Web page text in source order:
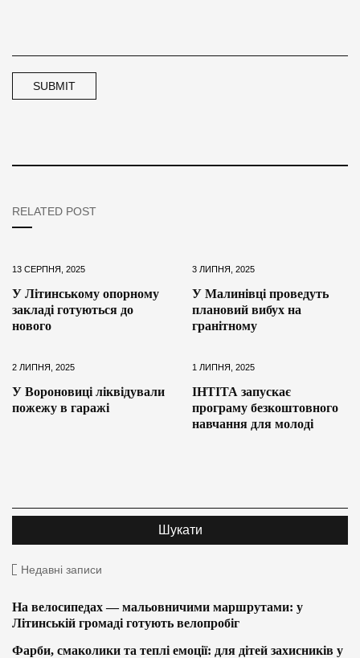
RELATED POST
13 СЕРПНЯ, 2025
У Літинському опорному
закладі готуються до
нового
3 ЛИПНЯ, 2025
У Малинівці проведуть
плановий вибух на
гранітному
2 ЛИПНЯ, 2025
У Вороновиці ліквідували
пожежу в гаражі
1 ЛИПНЯ, 2025
ІНТІТА запускає
програму безкоштовного
навчання для молоді
Недавні записи
На велосипедах — мальовничими маршрутами: у
Літинській громаді готують велопробіг
Фарби, смаколики та теплі емоції: для дітей захисників у